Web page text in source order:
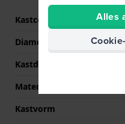
Kastcode
Diameter
Kastdikte
Materiaal
Kastvorm
Alles